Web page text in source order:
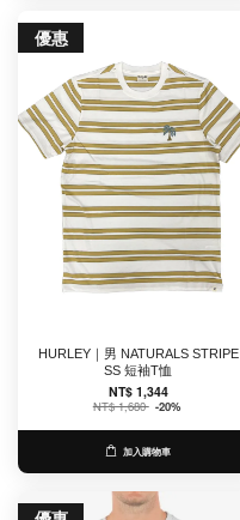
優惠
HURLEY｜男 NATURALS STRIPE
SS 短袖T恤
NT$ 1,344
NT$ 1,680 -20%
加入購物車